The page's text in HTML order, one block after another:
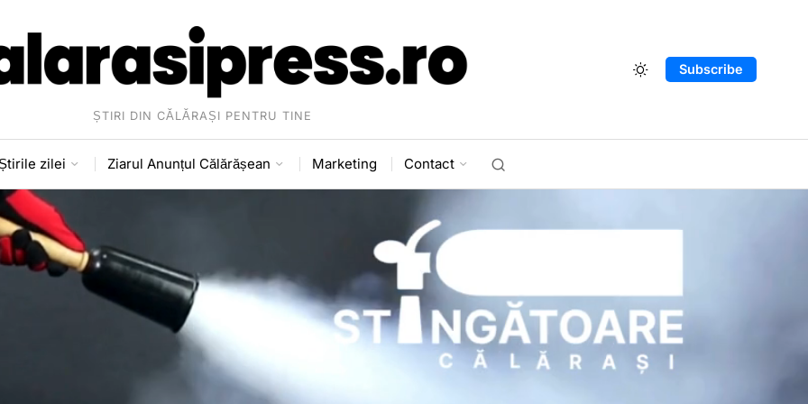
ȘTIRI DIN CĂLĂRAȘI PENTRU TINE
Subscribe
zilei Ziarul Anunțul Călărășean Marketing Contact